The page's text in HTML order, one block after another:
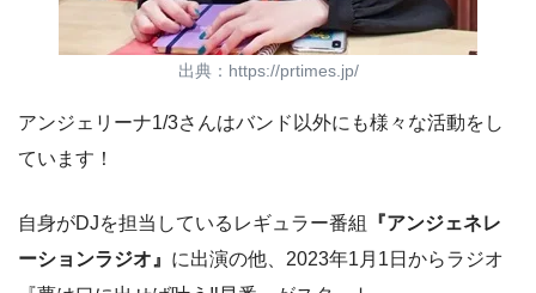
出典：https://prtimes.jp/
アンジェリーナ1/3さんはバンド以外にも様々な活動をし
ています！
自身がDJを担当しているレギュラー番組
『アンジェネレ
ーションラジオ』 に出演の他、2023年1月1日からラジオ